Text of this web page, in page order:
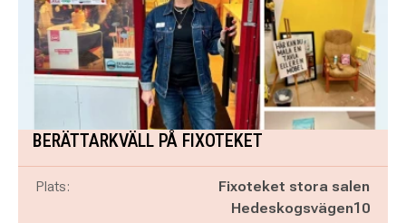
BERÄTTARKVÄLL PÅ FIXOTEKET
Plats:
Fixoteket stora salen
Hedeskogsvägen10